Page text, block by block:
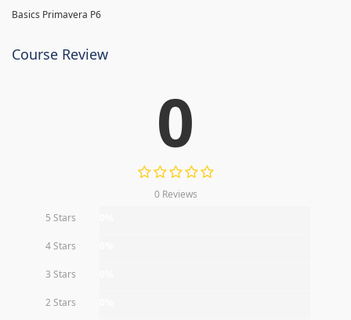
Basics Primavera P6
Course Review
0
0 Reviews
5 Stars
4 Stars
3 Stars
2 Stars